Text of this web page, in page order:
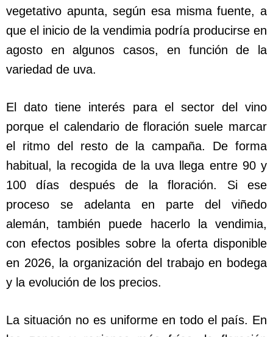
vegetativo apunta, según esa misma fuente, a
que el inicio de la vendimia podría producirse en
agosto en algunos casos, en función de la
variedad de uva.
El dato tiene interés para el sector del vino
porque el calendario de floración suele marcar
el ritmo del resto de la campaña. De forma
habitual, la recogida de la uva llega entre 90 y
100 días después de la floración. Si ese
proceso se adelanta en parte del viñedo
alemán, también puede hacerlo la vendimia,
con efectos posibles sobre la oferta disponible
en 2026, la organización del trabajo en bodega
y la evolución de los precios.
La situación no es uniforme en todo el país. En